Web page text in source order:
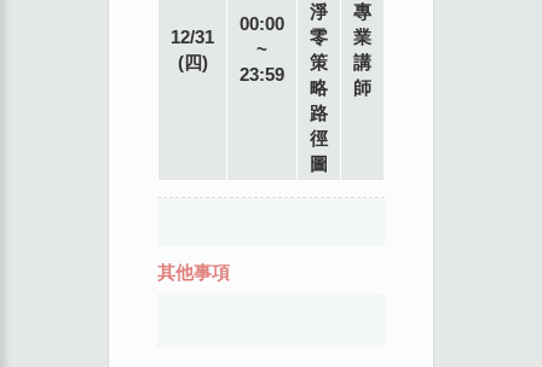
12/31
(四)
00:00
~
23:59
淨
零
策
略
路
徑
圖
專
業
講
師
其他事項